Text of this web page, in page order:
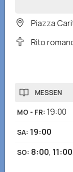
Piazza
Rito
MESSEN
MO - FR: 19:00
SA: 19:00
SO: 8:00, 11:00,